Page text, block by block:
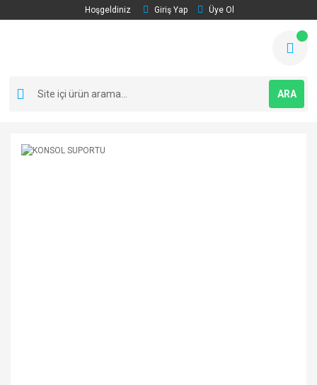
Hoşgeldiniz Giriş Yap Üye Ol
ARA